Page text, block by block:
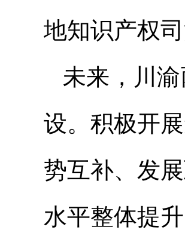
地知识产权
未来，川
设。积极开
势互补、发
水平整体提升